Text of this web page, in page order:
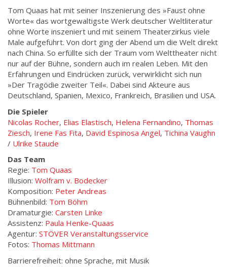
Tom Quaas hat mit seiner Inszenierung des »Faust ohne
Worte« das wortgewaltigste Werk deutscher Weltliteratur
ohne Worte inszeniert und mit seinem Theaterzirkus viele
Male aufgeführt. Von dort ging der Abend um die Welt direkt
nach China. So erfüllte sich der Traum vom Welttheater nicht
nur auf der Bühne, sondern auch im realen Leben. Mit den
Erfahrungen und Eindrücken zurück, verwirklicht sich nun
»Der Tragödie zweiter Teil«. Dabei sind Akteure aus
Deutschland, Spanien, Mexico, Frankreich, Brasilien und USA.
Die Spieler
Nicolas Rocher, Elias Elastisch, Helena Fernandino, Thomas
Ziesch, Irene Fas Fita, David Espinosa Angel, Tichina Vaughn
/ Ulrike Staude
Das Team
Regie: Tom Quaas
Illusion: Wolfram v. Bodecker
Komposition: Peter Andreas
Bühnenbild: Tom Böhm
Dramaturgie: Carsten Linke
Assistenz: Paula Henke-Quaas
Agentur: STÖVER Veranstaltungsservice
Fotos: Thomas Mittmann
Barrierefreiheit: ohne Sprache, mit Musik